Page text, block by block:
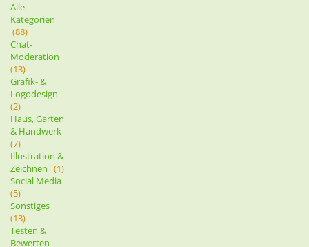
Alle
Kategorien
(88)
Chat-
Moderation
(13)
Grafik- &
Logodesign
(2)
Haus, Garten
& Handwerk
(7)
Illustration &
Zeichnen (1)
Social Media
(5)
Sonstiges
(13)
Testen &
Bewerten